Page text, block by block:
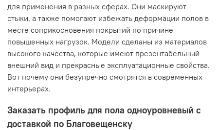
для применения в разных сферах. Они маскируют
стыки, а также помогают избежать деформации полов в
месте соприкосновения покрытий по причине
повышенных нагрузок. Модели сделаны из материалов
высокого качества, которые имеют презентабельный
внешний вид и прекрасные эксплуатационные свойства.
Вот почему они безупречно смотрятся в современных
интерьерах.
Заказать профиль для пола одноуровневый с
доставкой по Благовещенску